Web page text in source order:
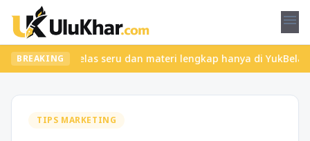
menu
BREAKING
kelas seru dan materi lengkap hanya di
TIPS MARKETING